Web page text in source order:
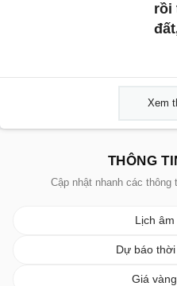
rồi
Xem
THÔNG
Cập nhật nhanh các
Lịch
Dự báo
Giá